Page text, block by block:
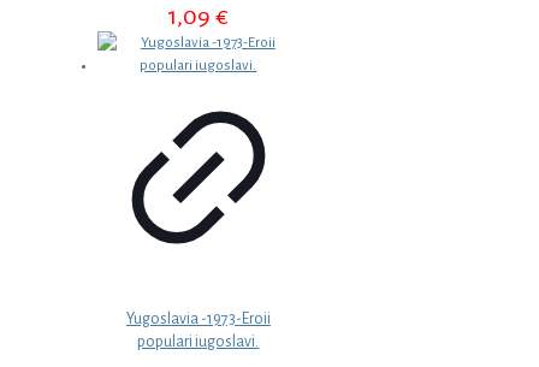
1,09€
Yugoslavia -1973-Eroii
populari iugoslavi.